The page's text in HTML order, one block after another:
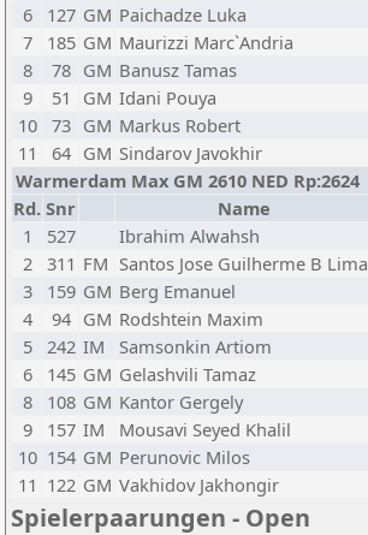
6
127 GM Paichadze Luka
7
185 GM Maurizzi Marc`Andria
8
78 GM Banusz Tamas
9
51 GM Idani Pouya
10 73 GM Markus Robert
11
64 GM Sindarov Javokhir
Warmerdam Max GM 2610 NED Rp:2624
Rd. Snr Name
1
527 Ibrahim Alwahsh
2 311 FM Santos Jose Guilherme B Lima
3
159 GM Berg Emanuel
4
94 GM Rodshtein Maxim
5 242 IM Samsonkin Artiom
6
145 GM Gelashvili Tamaz
8
108 GM Kantor Gergely
9
157 IM Mousavi Seyed Khalil
10 154 GM Perunovic Milos
11 122 GM Vakhidov Jakhongir
Spielerpaarungen - Open